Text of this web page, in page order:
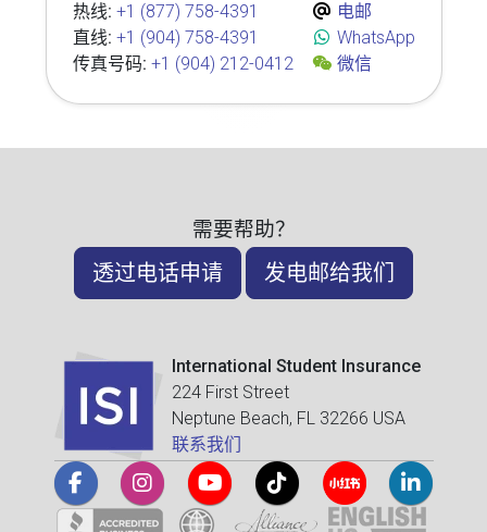
热线: +1 (877) 758-4391
直线: +1 (904) 758-4391
传真号码: +1 (904) 212-0412
电邮
WhatsApp
微信
需要帮助？
透过电话申请 发电邮给我们
International Student Insurance
224 First Street
Neptune Beach, FL 32266 USA
联系我们